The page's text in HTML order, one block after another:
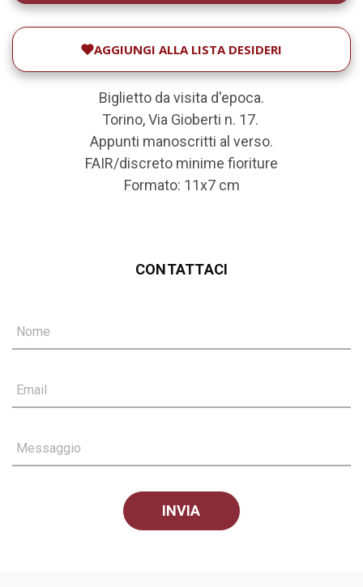
AGGIUNGI ALLA LISTA DESIDERI
Biglietto da visita d'epoca.
Torino, Via Gioberti n. 17.
Appunti manoscritti al verso.
FAIR/discreto minime fioriture
Formato: 11x7 cm
CONTATTACI
Nome
Email
Messaggio